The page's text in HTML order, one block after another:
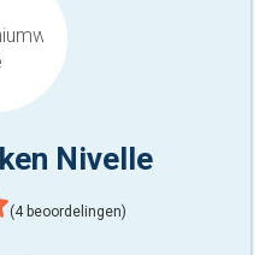
Nivelle
(4 beoordelingen)